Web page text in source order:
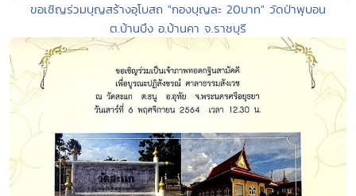
ขอเชิญร่วมบุญสร้างอุโบสถ "กองบุญละ 20บาท" วัดป่าพุบอน
ต.บ้านบึง อ.บ้านคา จ.ราชบุรี